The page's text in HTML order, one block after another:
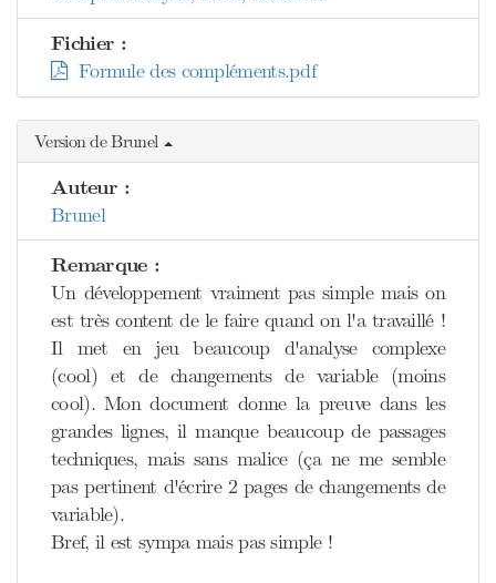
Fichier :
Formule des compléments.pdf
Version de Brunel
Auteur :
Brunel
Remarque :
Un développement vraiment pas simple mais on
est très content de le faire quand on l'a travaillé !
Il met en jeu beaucoup d'analyse complexe
(cool) et de changements de variable (moins
cool). Mon document donne la preuve dans les
grandes lignes, il manque beaucoup de passages
techniques, mais sans malice (ça ne me semble
pas pertinent d'écrire 2 pages de changements de
variable).
Bref, il est sympa mais pas simple !